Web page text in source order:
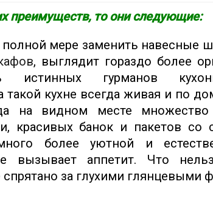
преимуществ, то они следующие:
полной мере заменить навесные
, выглядит гораздо более
истинных гурманов
такой кухне всегда живая и по
на видном месте
красивых банок и пакетов со
более уютной и
вызывает аппетит. Что
за глухими глянцевыми